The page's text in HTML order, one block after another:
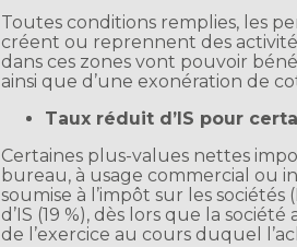
Toutes conditions remplies, les
créent ou reprennent des
dans ces zones vont pouvoir
ainsi que d’une exonération de
Taux réduit d’IS pour
Certaines plus-values nettes
bureau, à usage commercial ou
soumise à l’impôt sur les
d’IS (19 %), dès lors que la
de l’exercice au cours duquel